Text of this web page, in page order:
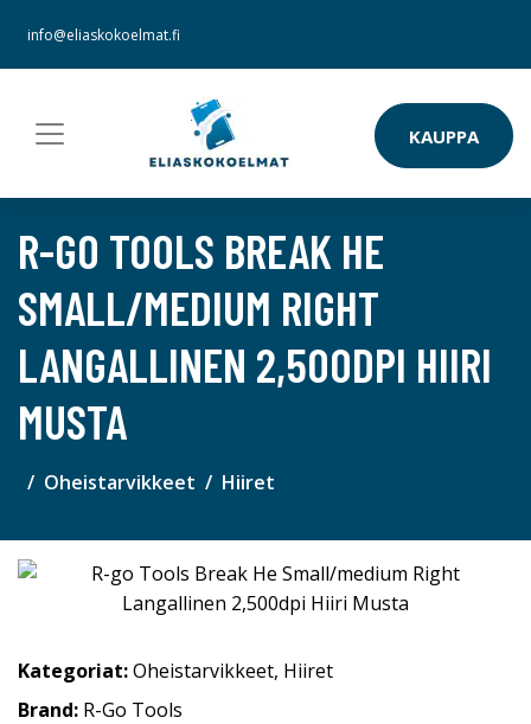
info@eliaskokoelmat.fi
KAUPPA
R-GO TOOLS BREAK HE
SMALL/MEDIUM RIGHT
LANGALLINEN 2,500DPI HIIRI
MUSTA
Oheistarvikkeet Hiiret
Kategoriat:Oheistarvikkeet, Hiiret
Brand: R-Go Tools